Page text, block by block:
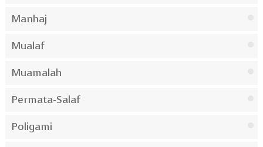
Manhaj
Mualaf
Muamalah
Permata-Salaf
Poligami